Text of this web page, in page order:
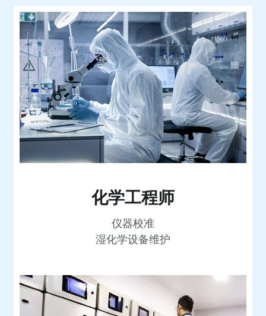
化学工程师
仪器校准
湿化学设备维护